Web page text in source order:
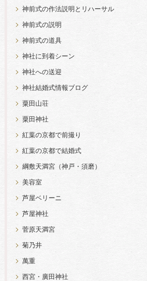
神前式の作法説明とリハーサル
神前式の説明
神前式の道具
神社に到着シーン
神社への送迎
神社結婚式情報ブログ
粟田山荘
粟田神社
紅葉の京都で前撮り
紅葉の京都で結婚式
綱敷天満宮（神戸・須磨）
美容室
芦屋ベリーニ
芦屋神社
菅原天満宮
菊乃井
萬重
西宮・廣田神社